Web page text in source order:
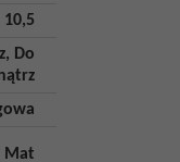
10,5
, Do
Mat